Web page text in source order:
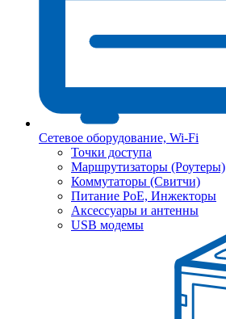
Сетевое оборудование, Wi-Fi
Точки доступа
Маршрутизаторы (Роутеры)
Коммутаторы (Свитчи)
Питание PoE, Инжекторы
Аксессуары и антенны
USB модемы